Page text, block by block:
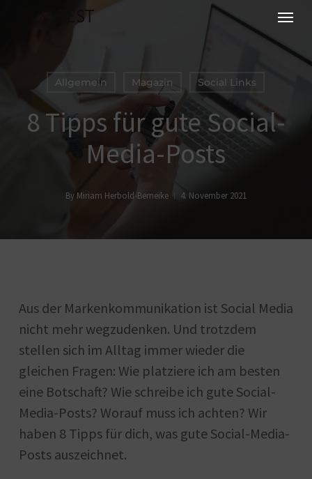
Menu
Allgemein Magazin Social Links
8 Tipps für gute Social-
Media-Posts
By Miriam Herbold-Berneike 4. November 2021
Aus der Markenkommunikation ist Social Media
nicht mehr wegzudenken. Und trotzdem
stellen sich im Alltag immer wieder die
gleichen Fragen: Wie platziere ich am besten
eine Botschaft? Wie schreibe ich gute Social-
Media-Posts? Worauf muss ich achten? Wir
haben 8 Tipps für dich, was gute Social-Media-
Posts auszeichnet.